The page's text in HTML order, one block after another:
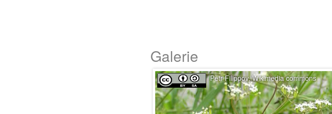
Galerie
Petr Filippov, Wikimedia commons